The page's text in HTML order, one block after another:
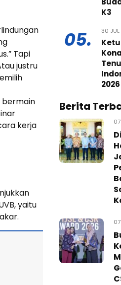
Tapi
justru
bermain
kerja
yaitu
K3
05. 30
2026
Berita